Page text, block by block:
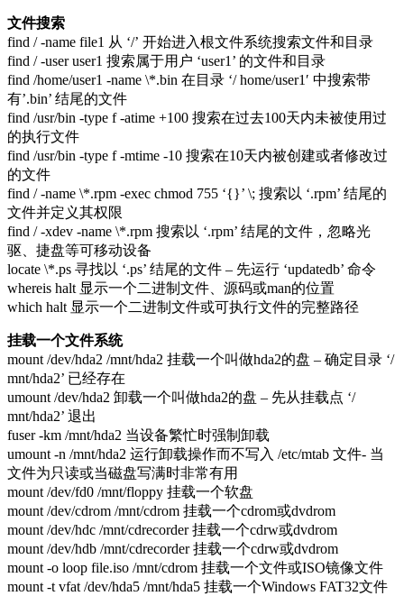
文件搜索
find / -name file1 从 ‘/’ 开始进入根文件系统搜索文件和目录
find / -user user1 搜索属于用户 ‘user1’ 的文件和目录
find /home/user1 -name \*.bin 在目录 ‘/ home/user1′ 中搜索带
有’.bin’ 结尾的文件
find /usr/bin -type f -atime +100 搜索在过去100天内未被使用过
的执行文件
find /usr/bin -type f -mtime -10 搜索在10天内被创建或者修改过
的文件
find / -name \*.rpm -exec chmod 755 ‘{}’ \; 搜索以 ‘.rpm’ 结尾的
文件并定义其权限
find / -xdev -name \*.rpm 搜索以 ‘.rpm’ 结尾的文件，忽略光
驱、捷盘等可移动设备
locate \*.ps 寻找以 ‘.ps’ 结尾的文件 – 先运行 ‘updatedb’ 命令
whereis halt 显示一个二进制文件、源码或man的位置
which halt 显示一个二进制文件或可执行文件的完整路径
挂载一个文件系统
mount /dev/hda2 /mnt/hda2 挂载一个叫做hda2的盘 – 确定目录 ‘/
mnt/hda2’ 已经存在
umount /dev/hda2 卸载一个叫做hda2的盘 – 先从挂载点 ‘/
mnt/hda2’ 退出
fuser -km /mnt/hda2 当设备繁忙时强制卸载
umount -n /mnt/hda2 运行卸载操作而不写入 /etc/mtab 文件- 当
文件为只读或当磁盘写满时非常有用
mount /dev/fd0 /mnt/floppy 挂载一个软盘
mount /dev/cdrom /mnt/cdrom 挂载一个cdrom或dvdrom
mount /dev/hdc /mnt/cdrecorder 挂载一个cdrw或dvdrom
mount /dev/hdb /mnt/cdrecorder 挂载一个cdrw或dvdrom
mount -o loop file.iso /mnt/cdrom 挂载一个文件或ISO镜像文件
mount -t vfat /dev/hda5 /mnt/hda5 挂载一个Windows FAT32文件